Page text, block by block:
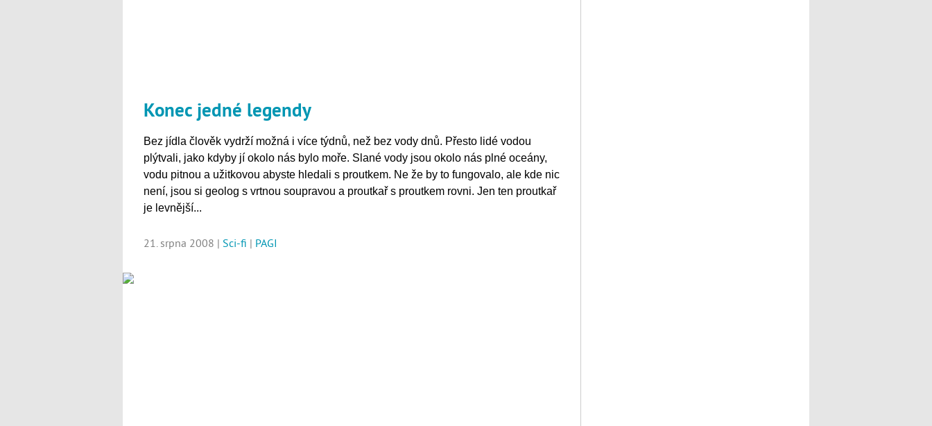
Konec jedné legendy
Bez jídla člověk vydrží možná i více týdnů, než bez vody dnů. Přesto lidé vodou
plýtvali, jako kdyby jí okolo nás bylo moře. Slané vody jsou okolo nás plné oceány,
vodu pitnou a užitkovou abyste hledali s proutkem. Ne že by to fungovalo, ale kde nic
není, jsou si geolog s vrtnou soupravou a proutkař s proutkem rovni. Jen ten proutkař
je levnější...
21. srpna 2008 | Sci-fi | PAGI